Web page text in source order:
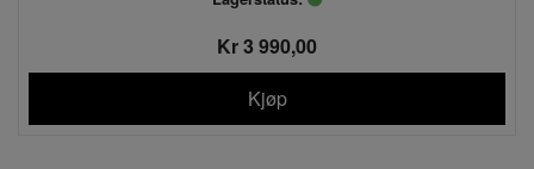
Kr 3 990,00
Kjøp